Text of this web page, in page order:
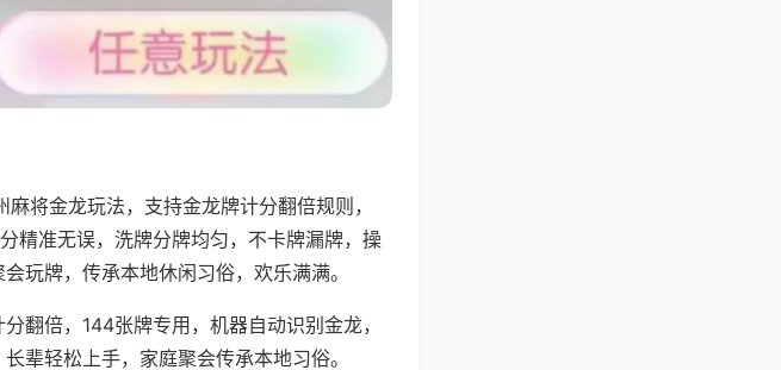
麻将金龙玩法，支持金龙牌计分翻倍规则，
精准无误，洗牌分牌均匀，不卡牌漏牌，操
玩牌，传承本地休闲习俗，欢乐满满。
翻倍，144张牌专用，机器自动识别金龙，
辈轻松上手，家庭聚会传承本地习俗。